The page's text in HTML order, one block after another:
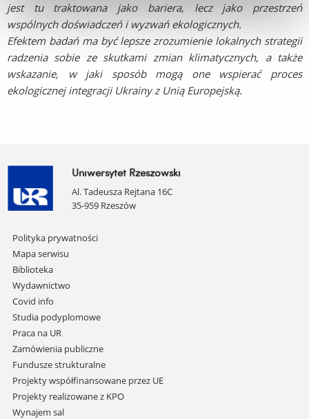
jest tu traktowana jako bariera, lecz jako przestrzeń
wspólnych doświadczeń i wyzwań ekologicznych.
Efektem badań ma być lepsze zrozumienie lokalnych strategii
radzenia sobie ze skutkami zmian klimatycznych, a także
wskazanie, w jaki sposób mogą one wspierać proces
ekologicznej integracji Ukrainy z Unią Europejską.
Uniwersytet Rzeszowski
Al. Tadeusza Rejtana 16C
35-959 Rzeszów
Pomiń
nawigację
i
przejdź
do
treści
Polityka prywatności
Mapa serwisu
Biblioteka
Wydawnictwo
Covid info
Studia podyplomowe
Praca na UR
Zamówienia publiczne
Fundusze strukturalne
Projekty współfinansowane przez UE
Projekty realizowane z KPO
Wynajem sal